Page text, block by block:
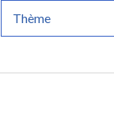
Thème